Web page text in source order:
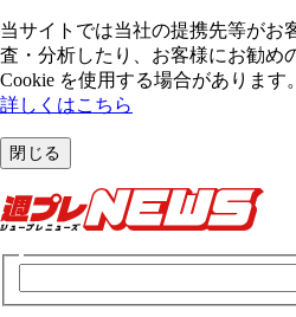
当サイトでは当社の提携先等がお
査・分析したり、お客様にお勧め
Cookie を使⽤する場合があります。
詳しくはこちら
閉じる